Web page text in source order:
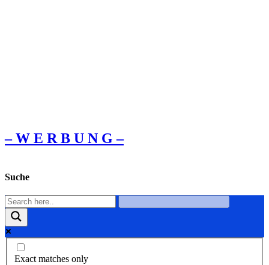
– W Ε R Β U Ν G –
Suche
Exact matches only